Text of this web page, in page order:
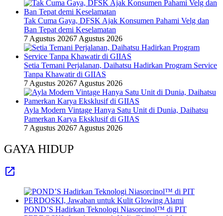
Tak Cuma Gaya, DFSK Ajak Konsumen Pahami Velg dan
Ban Tepat demi Keselamatan
7 Agustus 20267 Agustus 2026
Setia Temani Perjalanan, Daihatsu Hadirkan Program Service
Tanpa Khawatir di GIIAS
7 Agustus 20267 Agustus 2026
Ayla Modern Vintage Hanya Satu Unit di Dunia, Daihatsu
Pamerkan Karya Eksklusif di GIIAS
7 Agustus 20267 Agustus 2026
GAYA HIDUP
POND’S Hadirkan Teknologi Niasorcinol™ di PIT